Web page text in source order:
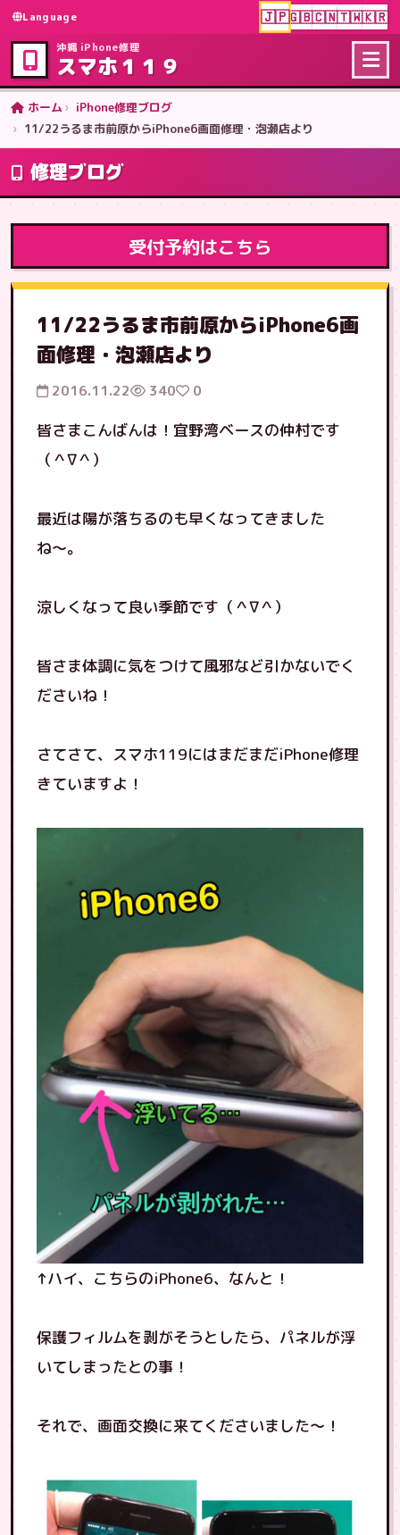
Language 🇯🇵🇬🇧🇨🇳🇹🇼🇰🇷
沖縄 iPhone修理
スマホ１１９
ホーム
iPhone修理ブログ
11/22うるま市前原からiPhone6画面修理・泡瀬店より
修理ブログ
受付予約はこちら
11/22うるま市前原からiPhone6画
面修理・泡瀬店より
2016.11.22 340 0
皆さまこんばんは！宜野湾ベースの仲村です
（＾∇＾）
最近は陽が落ちるのも早くなってきました
ね〜。
涼しくなって良い季節です（＾∇＾）
皆さま体調に気をつけて風邪など引かないでく
ださいね！
さてさて、スマホ119にはまだまだiPhone修理
きていますよ！
↑ハイ、こちらのiPhone6、なんと！
保護フィルムを剥がそうとしたら、パネルが浮
いてしまったとの事！
それで、画面交換に来てくださいました〜！